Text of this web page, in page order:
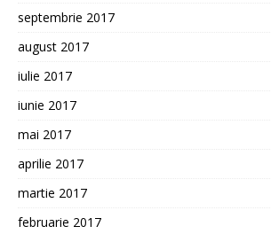
septembrie 2017
august 2017
iulie 2017
iunie 2017
mai 2017
aprilie 2017
martie 2017
februarie 2017